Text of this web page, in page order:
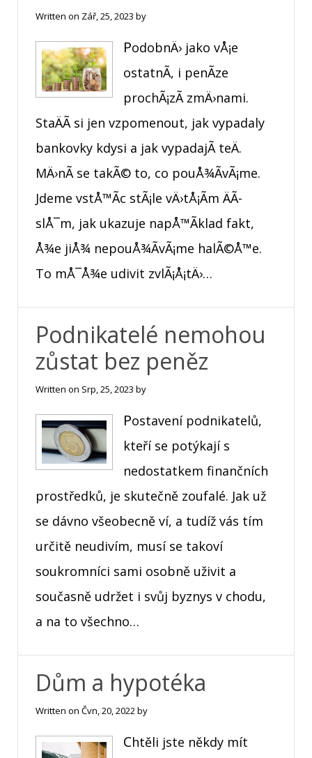
Written on Zář, 25, 2023 by
PodobnÄ› jako vÅ¡e
ostatnÃ­, i penÃ­ze
prochÃ¡zÃ­ zmÄ›nami.
StaÄÃ­ si jen vzpomenout, jak vypadaly
bankovky kdysi a jak vypadajÃ­ teÄ.
MÄ›nÃ­ se takÃ© to, co pouÅ¾Ã­vÃ¡me.
Jdeme vstÅ™Ã­c stÃ¡le vÄ›tÅ¡Ã­m ÄÃ­
slÅ¯m, jak ukazuje napÅ™Ã­klad fakt,
Å¾e jiÅ¾ nepouÅ¾Ã­vÃ¡me halÃ©Å™e.
To mÅ¯Å¾e udivit zvlÃ¡Å¡tÄ›…
Podnikatelé nemohou
zůstat bez peněz
Written on Srp, 25, 2023 by
Postavení podnikatelů,
kteří se potýkají s
nedostatkem finančních
prostředků, je skutečně zoufalé. Jak už
se dávno všeobecně ví, a tudíž vás tím
určitě neudivím, musí se takoví
soukromníci sami osobně uživit a
současně udržet i svůj byznys v chodu,
a na to všechno…
Dům a hypotéka
Written on Čvn, 20, 2022by
Chtěli jste někdy mít